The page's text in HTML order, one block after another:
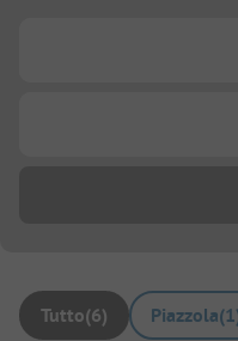
Tutto(6) Piazzola(1